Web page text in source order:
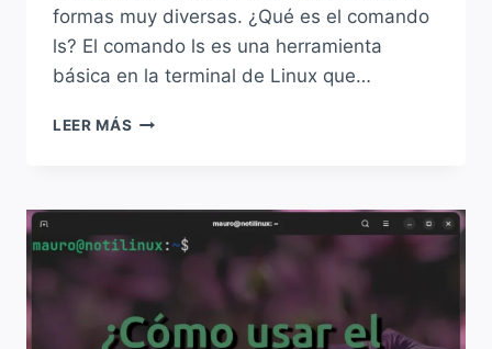
formas muy diversas. ¿Qué es el comando
ls? El comando ls es una herramienta
básica en la terminal de Linux que…
LEER MÁS ¿CÓMO
LS
EN
LINUX?